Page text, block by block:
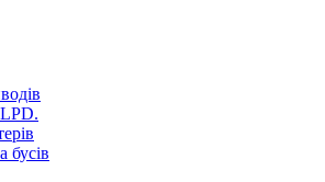
бусів